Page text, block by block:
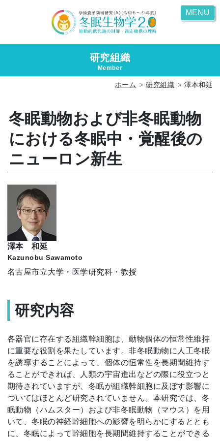
研究組織
Member
ホーム 研究組織 澤本和延
冬眠動物および非冬眠動物
における冬眠中・覚醒後の
ニューロン新生
澤本 和延
Kazunobu Sawamoto
名古屋市立大学・医学研究科・教授
研究内容
各器官に存在する組織幹細胞は、動物個体の恒常性維持
に重要な役割を果たしています。非冬眠動物に人工冬眠
を誘導することによって、個体の恒常性を長期間維持す
ることができれば、人類の宇宙進出などの際に役立つと
期待されていますが、冬眠が組織幹細胞に及ぼす影響に
ついてはほとんど研究されていません。本研究では、冬
眠動物（ハムスター）および非冬眠動物（マウス）を用
いて、冬眠の神経幹細胞への影響を明らかにするととも
に、冬眠によって幹細胞を長期間維持することができる
MENU